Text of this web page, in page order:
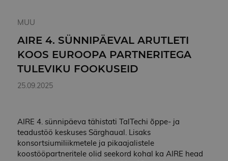
MUU
AIRE 4. SÜNNIPÄEVAL ARUTLETI
KOOS EUROOPA PARTNERITEGA
TULEVIKU FOOKUSEID
25.09.2025
AIRE 4. sünnipäeva tähistati TalTechi õppe- ja
teadustöö keskuses Särghaual. Lisaks
konsortsiumiliikmetele ja pikaajalistele
koostööpartneritele olid seekord kohal ka AIRE head